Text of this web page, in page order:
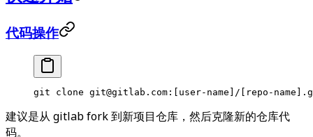
代码操作
git clone git@gitlab.com:[user-name]/[repo-
建议是从 gitlab fork 到新项目仓库，然后克隆新的仓库代
码。